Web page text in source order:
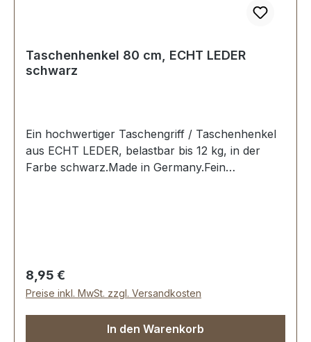
Taschenhenkel 80 cm, ECHT LEDER
schwarz
Ein hochwertiger Taschengriff / Taschenhenkel
aus ECHT LEDER, belastbar bis 12 kg, in der
Farbe schwarz.Made in Germany.Fein
Regulärer Preis:
8,95 €
Preise inkl. MwSt. zzgl. Versandkosten
In den Warenkorb